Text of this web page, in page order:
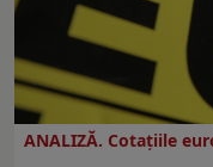
ANALIZĂ. Cotațiile